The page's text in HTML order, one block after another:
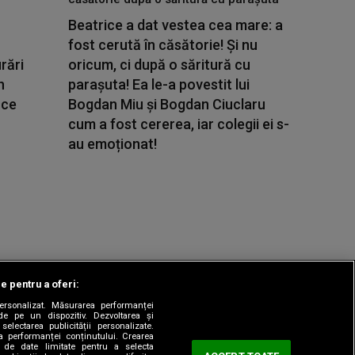
Beatrice a dat vestea cea mare: a
fost cerută în căsătorie! Și nu
oricum, ci după o săritură cu
parașuta! Ea le-a povestit lui
Bogdan Miu și Bogdan Ciuclaru
cum a fost cererea, iar colegii ei s-
au emoționat!
etic|Sitemap
pentru a oferi:
Măsurarea performanței
pe un dispozitiv. Dezvoltarea și
publicității personalizate.
performanței conținutului. Crearea
de date limitate pentru a selecta